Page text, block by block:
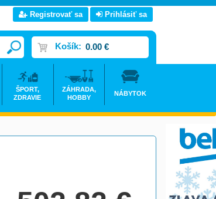
Registrovať sa Prihlásiť sa
Košík: 0.00 €
ŠPORT,
ZDRAVIE
ZÁHRADA,
HOBBY
NÁBYTOK